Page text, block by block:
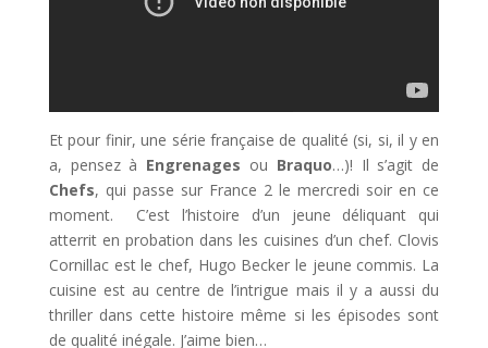
Et pour finir, une série française de qualité (si, si, il y en
a, pensez à Engrenages ou Braquo…)! Il s’agit de
Chefs, qui passe sur France 2 le mercredi soir en ce
moment. C’est l’histoire d’un jeune déliquant qui
atterrit en probation dans les cuisines d’un chef. Clovis
Cornillac est le chef, Hugo Becker le jeune commis. La
cuisine est au centre de l’intrigue mais il y a aussi du
thriller dans cette histoire même si les épisodes sont
de qualité inégale. J’aime bien…